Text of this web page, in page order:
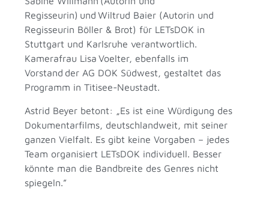
Regisseurin) und Wiltrud Baier (Autorin und
Regisseurin Böller & Brot) für LETsDOK in
Stuttgart und Karlsruhe verantwortlich.
Kamerafrau Lisa Voelter, ebenfalls im
Vorstand der AG DOK Südwest, gestaltet das
Programm in Titisee-Neustadt.
Astrid Beyer betont: „Es ist eine Würdigung des
Dokumentarfilms, deutschlandweit, mit seiner
ganzen Vielfalt. Es gibt keine Vorgaben – jedes
Team organisiert LETsDOK individuell. Besser
könnte man die Bandbreite des Genres nicht
spiegeln.”